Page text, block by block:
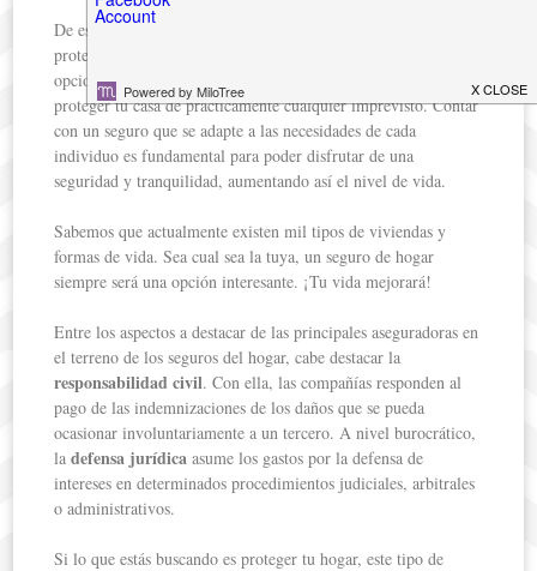
De esta manera, los seguros ofrecen seguridad, estabilidad y
protección. Si buscas la mejor opción para ello, existen
opciones de
proteger tu casa de prácticamente cualquier imprevisto. Contar
con un seguro que se adapte a las necesidades de cada
individuo es fundamental para poder disfrutar de una
seguridad y tranquilidad, aumentando así el nivel de vida.
Sabemos que actualmente existen mil tipos de viviendas y
formas de vida. Sea cual sea la tuya, un seguro de hogar
siempre será una opción interesante. ¡Tu vida mejorará!
Entre los aspectos a destacar de las principales aseguradoras en
el terreno de los seguros del hogar, cabe destacar la
responsabilidad civil. Con ella, las compañías responden al
pago de las indemnizaciones de los daños que se pueda
ocasionar involuntariamente a un tercero. A nivel burocrático,
ladefensa jurídicaasume los gastos por la defensa de
intereses en determinados procedimientos judiciales, arbitrales
o administrativos.
Si lo que estás buscando es proteger tu hogar, este tipo de